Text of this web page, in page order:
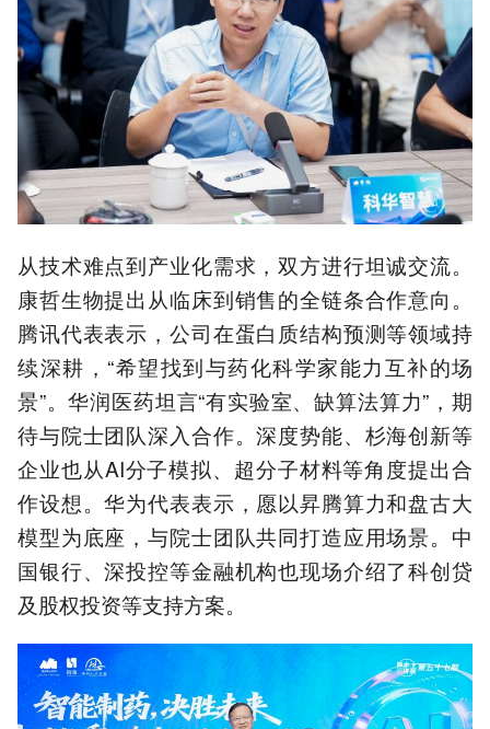
从技术难点到产业化需求，双方进行坦诚交流。
康哲生物提出从临床到销售的全链条合作意向。
腾讯代表表示，公司在蛋白质结构预测等领域持
续深耕，“希望找到与药化科学家能力互补的场
景”。华润医药坦言“有实验室、缺算法算力”，期
待与院士团队深入合作。深度势能、杉海创新等
企业也从AI分子模拟、超分子材料等角度提出合
作设想。华为代表表示，愿以昇腾算力和盘古大
模型为底座，与院士团队共同打造应用场景。中
国银行、深投控等金融机构也现场介绍了科创贷
及股权投资等支持方案。